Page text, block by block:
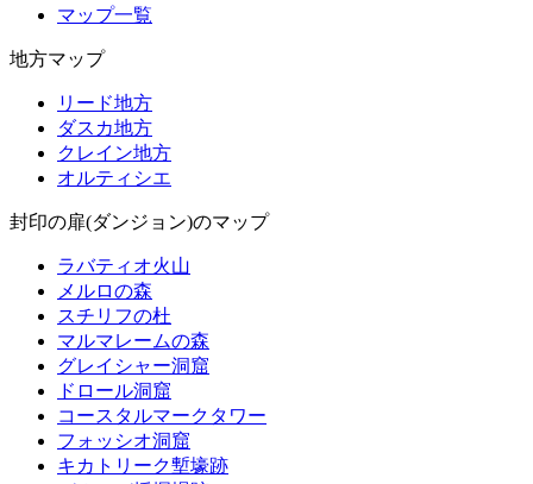
マップ一覧
地方マップ
リード地方
ダスカ地方
クレイン地方
オルティシエ
封印の扉(ダンジョン)のマップ
ラバティオ火山
メルロの森
スチリフの杜
マルマレームの森
グレイシャー洞窟
ドロール洞窟
コースタルマークタワー
フォッシオ洞窟
キカトリーク塹壕跡